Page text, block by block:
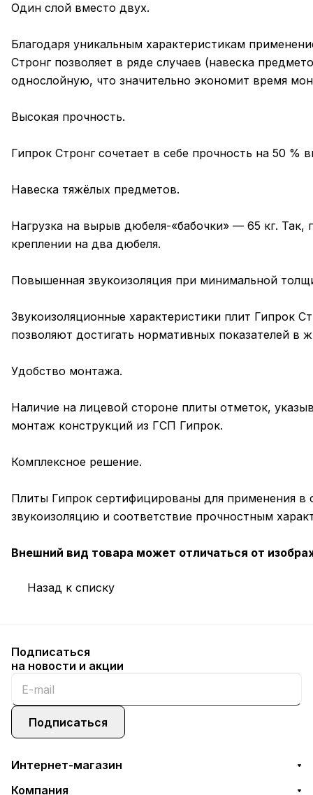
Один слой вместо двух.
Благодаря уникальным характеристикам
Стронг позволяет в ряде случаев (навеска
однослойную, что значительно экономит время
Высокая прочность.
Гипрок Стронг сочетает в себе прочность на 50
Навеска тяжёлых предметов.
Нагрузка на вырыв дюбеля-«бабочки» — 65 кг.
креплении на два дюбеля.
Повышенная звукоизоляция при минимальной
Звукоизоляционные характеристики плит Гипрок
позволяют достигать нормативных показателей
Удобство монтажа.
Наличие на лицевой стороне плиты отметок,
монтаж конструкций из ГСП Гипрок.
Комплексное решение.
Плиты Гипрок сертифицированы для применения в
звукоизоляцию и соответствие прочностным
Внешний вид товара может отличаться от
Назад к списку
Подписаться
на новости и акции
Подписаться
Интернет-магазин
Компания